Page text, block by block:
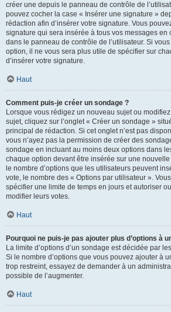
créer une depuis le panneau de contrôle de
pouvez cocher la case « Insérer une signature »
rédaction afin d’insérer votre signature. Vous
signature qui sera insérée à tous vos messages en
dans le panneau de contrôle de l’utilisateur. Si
option, il ne vous sera plus utile de spécifier sur
d’insérer votre signature.
Haut
Comment puis-je créer un sondage ?
Lorsque vous rédigez un nouveau sujet ou
sujet, cliquez sur l’onglet « Créer un sondage »
principal de rédaction. Si cet onglet n’est pas
vous n’ayez pas la permission de créer des
sondage en incluant au moins deux options dans
chaque option devant être insérée sur une
le nombre d’options que les utilisateurs peuvent
vote, le nombre des « Options par utilisateur ».
spécifier une limite de temps en jours et autoriser
modifier leurs votes.
Haut
Pourquoi ne puis-je pas ajouter plus d’options à
La limite d’options d’un sondage est décidée par
Si le nombre d’options que vous pouvez ajouter à
trop restreint, essayez de demander à un
possible de l’augmenter.
Haut